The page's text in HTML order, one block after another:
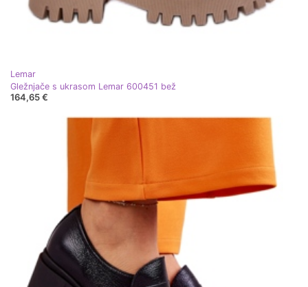
Lemar
Gležnjače s ukrasom Lemar 600451 bež
164,65 €